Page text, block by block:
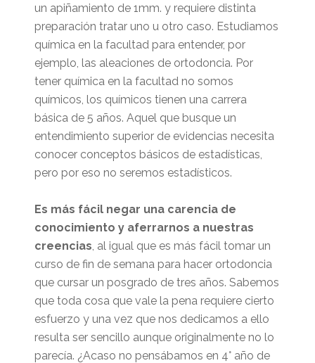
un apiñamiento de 1mm. y requiere distinta
preparación tratar uno u otro caso. Estudiamos
química en la facultad para entender, por
ejemplo, las aleaciones de ortodoncia. Por
tener química en la facultad no somos
químicos, los químicos tienen una carrera
básica de 5 años. Aquel que busque un
entendimiento superior de evidencias necesita
conocer conceptos básicos de estadísticas,
pero por eso no seremos estadísticos.
Es más fácil negar una carencia de
conocimiento y aferrarnos a nuestras
creencias , al igual que es más fácil tomar un
curso de fin de semana para hacer ortodoncia
que cursar un posgrado de tres años. Sabemos
que toda cosa que vale la pena requiere cierto
esfuerzo y una vez que nos dedicamos a ello
resulta ser sencillo aunque originalmente no lo
parecía. ¿Acaso no pensábamos en 4° año de